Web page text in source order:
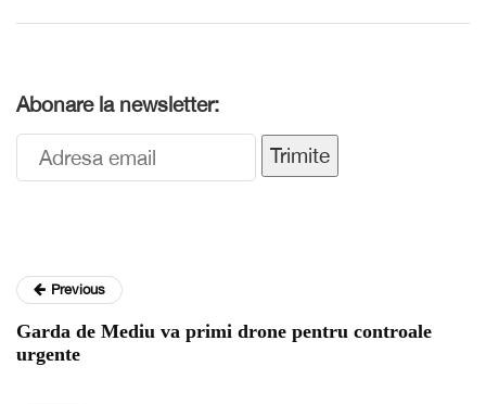
Abonare la newsletter:
Trimite
Previous
Garda de Mediu va primi drone pentru controale
urgente